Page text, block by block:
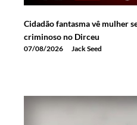
Cidadão fantasma vê mulher
criminoso no Dirceu
07/08/2026 Jack Seed